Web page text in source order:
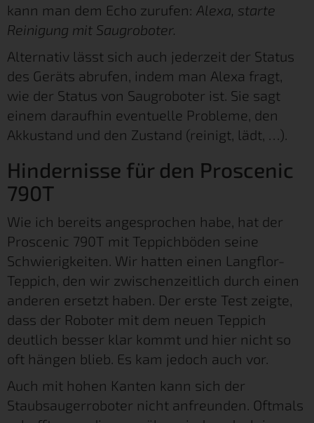
kann man dem Echo zurufen: Alexa, starte
Reinigung mit Saugroboter.
Alternativ lässt sich auch jederzeit der Status
des Geräts abrufen, indem man Alexa fragt,
wie der Status von Saugroboter ist. Sie sagt
einem daraufhin eventuelle Probleme, den
Akkustand und den Zustand (reinigt, lädt, …).
Hindernisse für den Proscenic
790T
Wie ich bereits angesprochen habe, hat der
Proscenic 790T mit Teppichböden seine
Schwierigkeiten. Wir hatten einen Langflor-
Teppich, den wir zwischenzeitlich durch einen
anderen ersetzt haben. Der erste Test zeigte,
dass der Roboter mit dem neuen Teppich
deutlich besser klar kommt und hier nicht so
oft hängen blieb. Es kam jedoch auch vor.
Auch mit hohen Kanten kann sich der
Staubsaugerroboter nicht anfreunden. Oftmals